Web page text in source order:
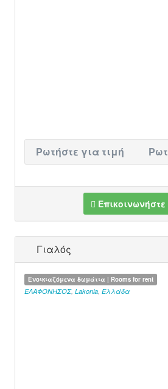
Ρωτήστε για τιμή
Γιαλός
Ενοικιαζόμενα δωμάτια | Rooms for rent
ΕΛΑΦΟΝΗΣΟΣ, Lakonia, Ελλάδα